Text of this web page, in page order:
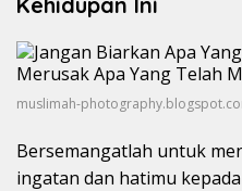
muslimah-
Bersemangatlah untuk
ingatan dan hatimu